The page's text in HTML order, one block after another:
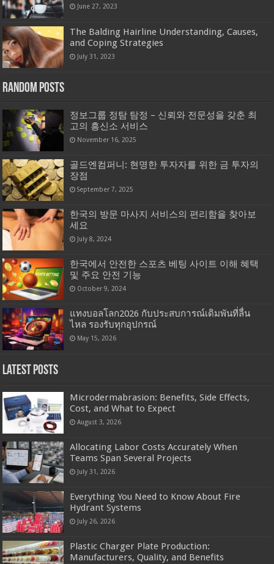
June 27, 2023
The Balding Hairline Understanding, Causes,
and Coping Strategies
July 31, 2023
Random Posts
정보그룹 정탐 탐정 – 신뢰와 전문성을 갖춘 최
고의 흥신소 서비스
November 16, 2025
골드엔컴퍼니: 현명한 투자자를 위한 금 투자의
장점
September 7, 2025
한국의 방문 마사지 서비스의 편리함을 찾아보
세요
July 8, 2024
한국에서 안전한 스포츠 베팅 사이트 이해 혜택
및 주요 안전 기능
October 9, 2024
แทงบอลโลก2026 กับประสบการณ์เดิมพันที่ลื่น
ไหล รองรับทุกอุปกรณ์
May 15, 2026
Latest Posts
Microdermabrasion: Benefits, Side Effects,
Cost, and What to Expect
August 3, 2026
Allocating Labor Costs Accurately When
Teams Span Several Projects
July 31, 2026
Everything You Need to Know About Fire
Hydrant Systems
July 26, 2026
Plastic Charger Plate Production:
Manufacturers, Quality, and Benefits